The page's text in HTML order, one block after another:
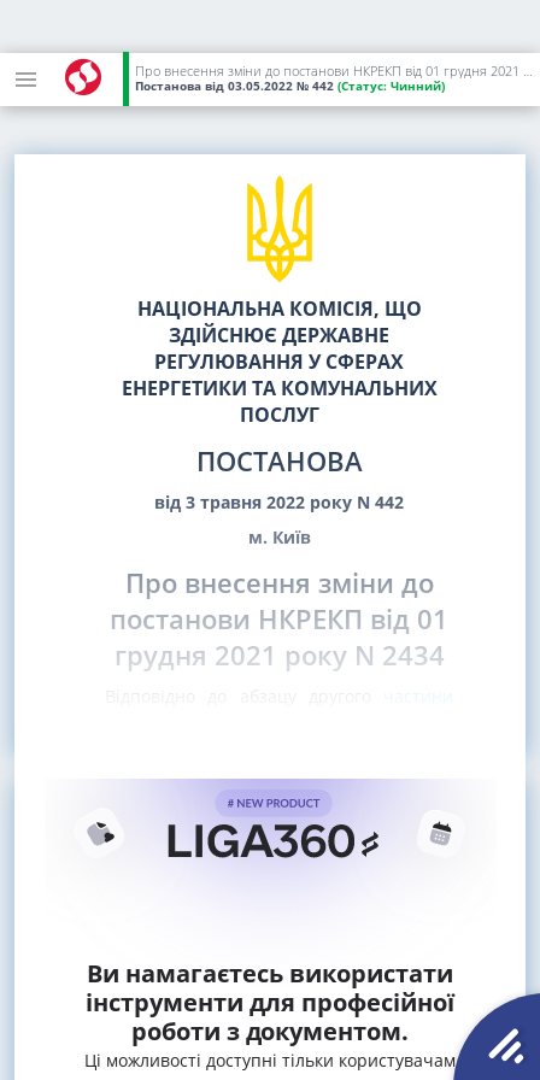
Про внесення зміни до постанови НКРЕКП від 01 грудня 2021 року N 2434
Постанова від 03.05.2022 № 442 (Статус: Чинний)
НАЦІОНАЛЬНА КОМІСІЯ, ЩО
ЗДІЙСНЮЄ ДЕРЖАВНЕ
РЕГУЛЮВАННЯ У СФЕРАХ
ЕНЕРГЕТИКИ ТА КОМУНАЛЬНИХ
ПОСЛУГ
ПОСТАНОВА
від 3 травня 2022 року N 442
м. Київ
Про внесення зміни до
постанови НКРЕКП від 01
грудня 2021 року N 2434
частини
Ви намагаєтесь використати
інструменти для професійної
роботи з документом.
Ці можливості доступні тільки користувачам